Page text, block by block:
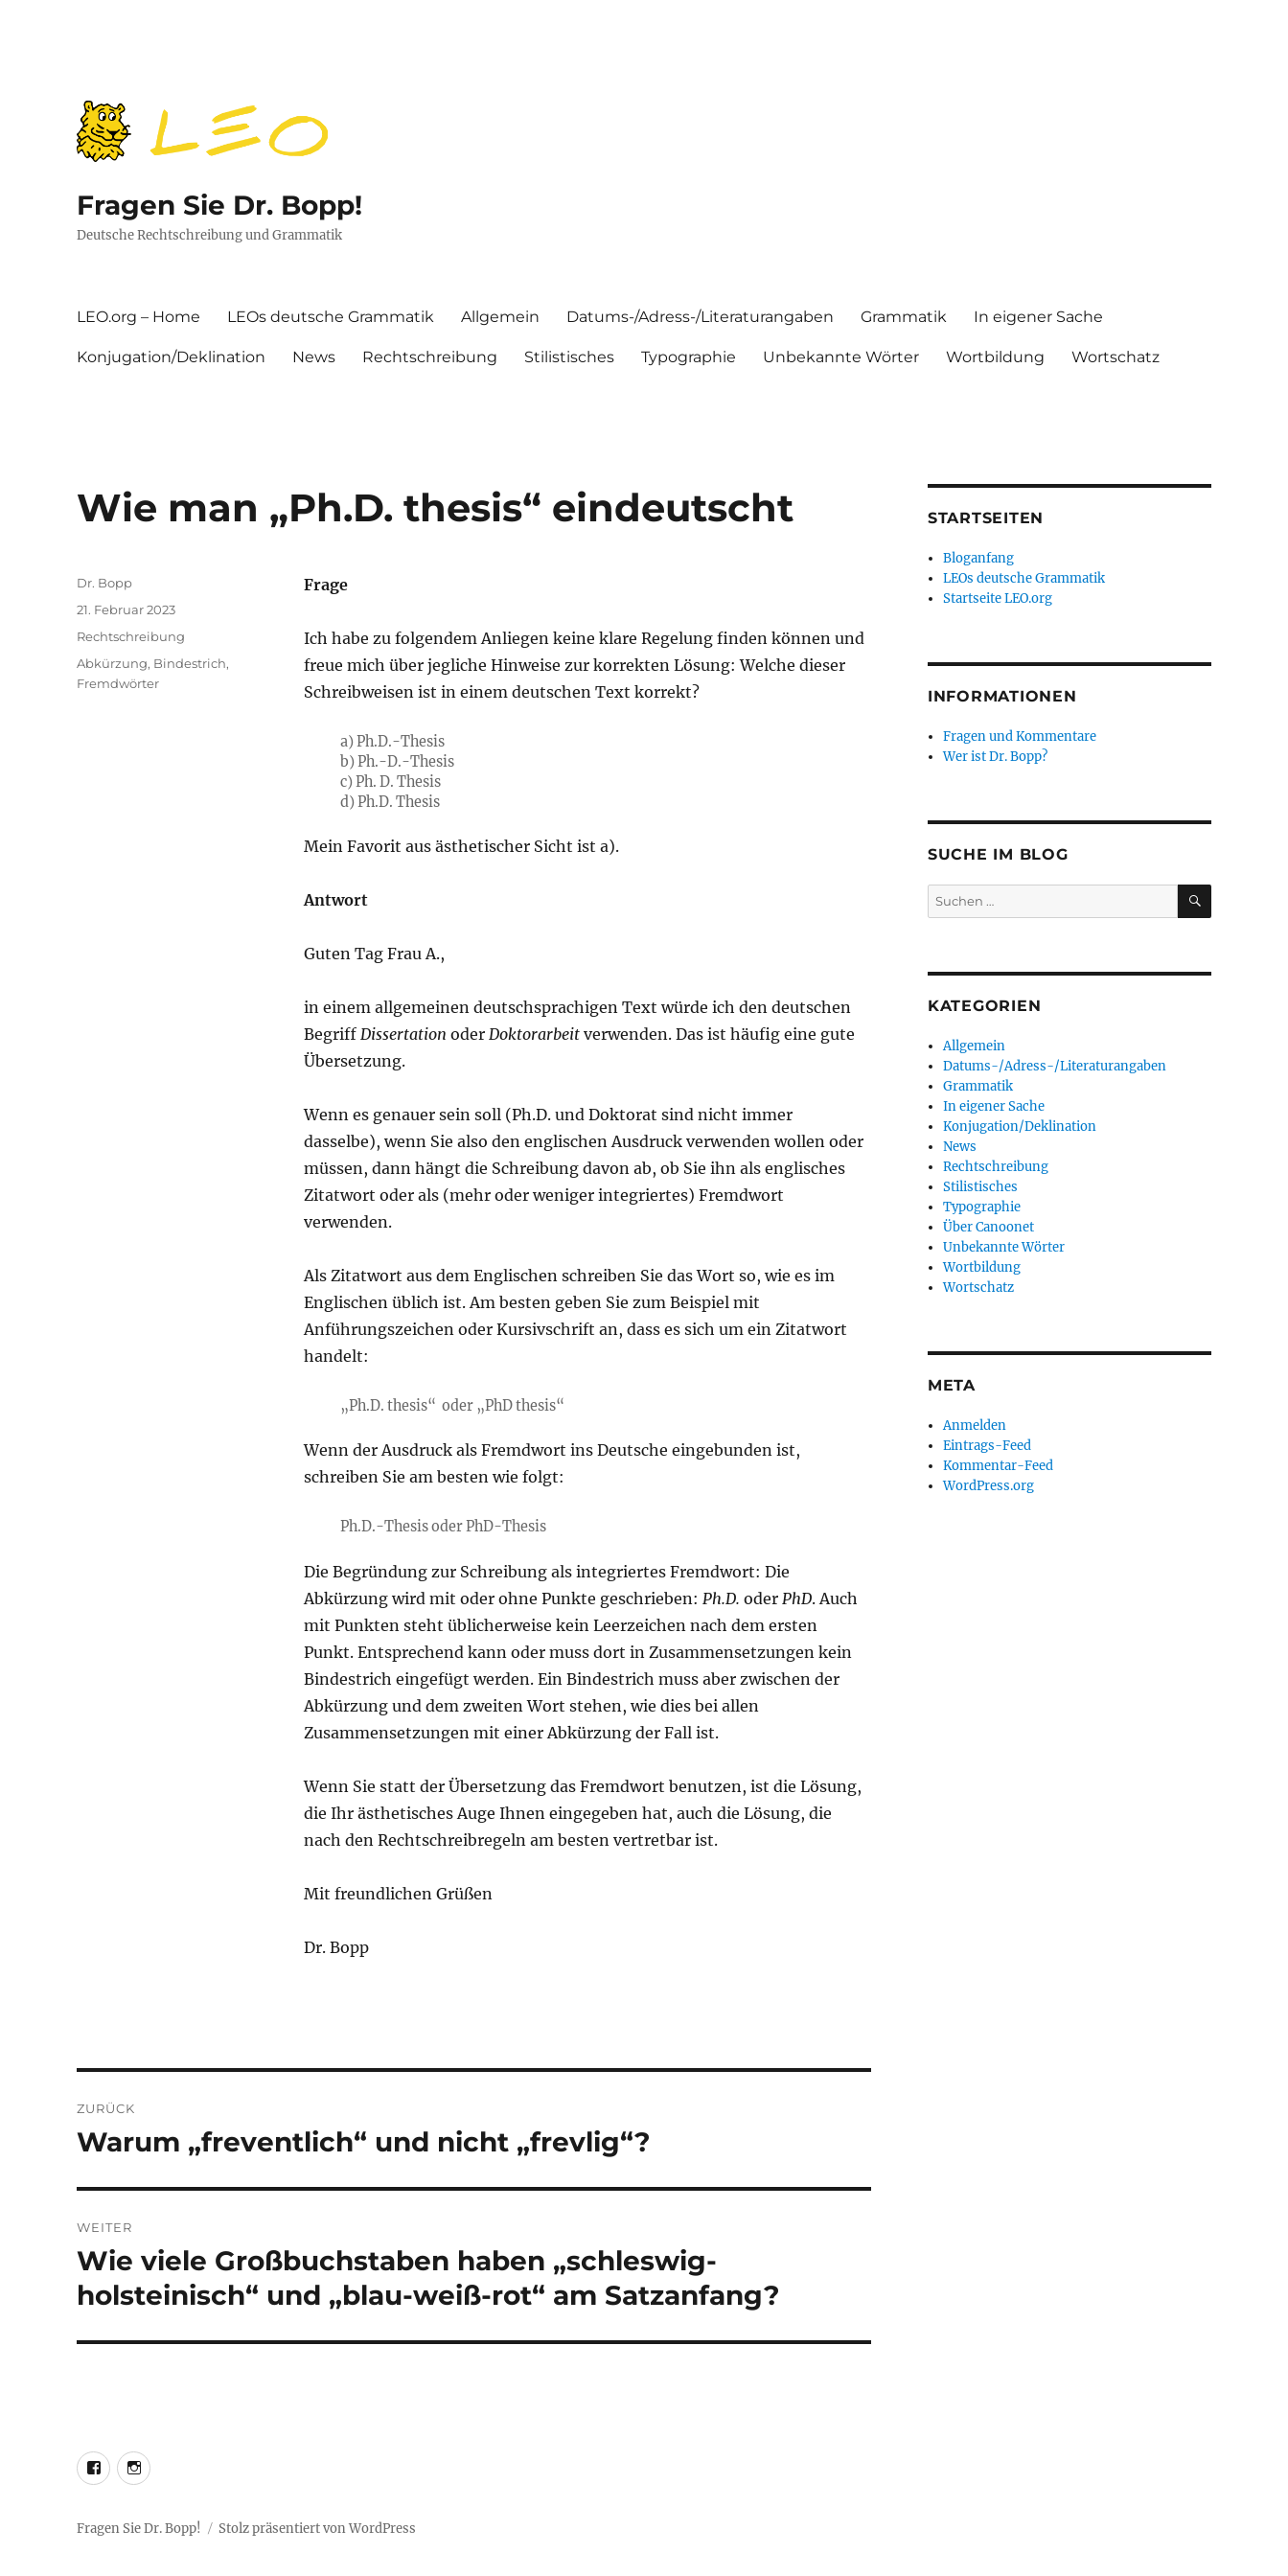
Fragen Sie Dr. Bopp!
Deutsche Rechtschreibung und Grammatik
LEO.org – Home LEOs deutsche Grammatik Allgemein Datums-/Adress-/Literaturangaben Grammatik In eigener Sache
Konjugation/Deklination News Rechtschreibung Stilistisches Typographie Unbekannte Wörter Wortbildung Wortschatz
Wie man „Ph.D. thesis“ eindeutscht
Frage
Ich habe zu folgendem Anliegen keine klare Regelung finden können und
freue mich über jegliche Hinweise zur korrekten Lösung: Welche dieser
Schreibweisen ist in einem deutschen Text korrekt?
a) Ph.D.-Thesis
b) Ph.-D.-Thesis
c) Ph. D. Thesis
d) Ph.D. Thesis
Mein Favorit aus ästhetischer Sicht ist a).
Antwort
Guten Tag Frau A.,
in einem allgemeinen deutschsprachigen Text würde ich den deutschen
Begriff Dissertation oder Doktorarbeitverwenden. Das ist häufig eine gute
Übersetzung.
Wenn es genauer sein soll (Ph.D. und Doktorat sind nicht immer
dasselbe), wenn Sie also den englischen Ausdruck verwenden wollen oder
müssen, dann hängt die Schreibung davon ab, ob Sie ihn als englisches
Zitatwort oder als (mehr oder weniger integriertes) Fremdwort
verwenden.
Als Zitatwort aus dem Englischen schreiben Sie das Wort so, wie es im
Englischen üblich ist. Am besten geben Sie zum Beispiel mit
Anführungszeichen oder Kursivschrift an, dass es sich um ein Zitatwort
handelt:
„Ph.D. thesis“ oder „PhD thesis“
Wenn der Ausdruck als Fremdwort ins Deutsche eingebunden ist,
schreiben Sie am besten wie folgt:
Ph.D.-Thesis oder PhD-Thesis
Die Begründung zur Schreibung als integriertes Fremdwort: Die
Abkürzung wird mit oder ohne Punkte geschrieben: Ph.D. oder PhD. Auch
mit Punkten steht üblicherweise kein Leerzeichen nach dem ersten
Punkt. Entsprechend kann oder muss dort in Zusammensetzungen kein
Bindestrich eingefügt werden. Ein Bindestrich muss aber zwischen der
Abkürzung und dem zweiten Wort stehen, wie dies bei allen
Zusammensetzungen mit einer Abkürzung der Fall ist.
Wenn Sie statt der Übersetzung das Fremdwort benutzen, ist die Lösung,
die Ihr ästhetisches Auge Ihnen eingegeben hat, auch die Lösung, die
nach den Rechtschreibregeln am besten vertretbar ist.
Mit freundlichen Grüßen
Dr. Bopp
Autor
Dr. Bopp
Veröffentlicht
21. Februar 2023
Kategorien
Rechtschreibung
Schlagwörter
Abkürzung, Bindestrich,
Fremdwörter
ZURÜCK
Vorheriger
Warum „freventlich“ und nicht „frevlig“?
WEITER
Nächster
Beitrag:
Wie viele Großbuchstaben haben „schleswig-
holsteinisch“ und „blau-weiß-rot“ am Satzanfang?
STARTSEITEN
Bloganfang
LEOs deutsche Grammatik
Startseite LEO.org
INFORMATIONEN
Fragen und Kommentare
Wer ist Dr. Bopp?
SUCHE IM BLOG
Suchen
nach:
SUCHEN
KATEGORIEN
Allgemein
Datums-/Adress-/Literaturangaben
Grammatik
In eigener Sache
Konjugation/Deklination
News
Rechtschreibung
Stilistisches
Typographie
Über Canoonet
Unbekannte Wörter
Wortbildung
Wortschatz
META
Anmelden
Eintrags-Feed
Kommentar-Feed
WordPress.org
LEO@Facebook
LEO@Instagram
Fragen Sie Dr. Bopp! Stolz präsentiert von WordPress